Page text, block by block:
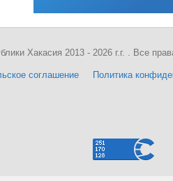
соглашение Политика
Хакасия 2013 - 2026 г.г. . Все